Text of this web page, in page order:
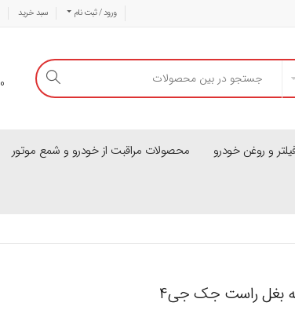
ورود / ثبت نام سبد خرید
0
و روغن خودرو محصولات مراقبت از خودرو و شمع موتور
بغل راست جک جی۴